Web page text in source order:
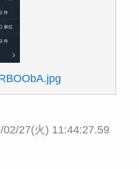
02/27(火) 11:44:27.59